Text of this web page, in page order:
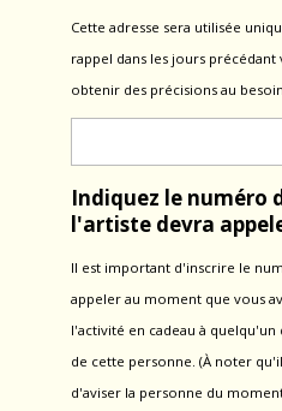
Cette adresse sera utilisée
rappel dans les jours
obtenir des précisions au
Indiquez le numéro
l'artiste devra
Il est important d'inscrire le
appeler au moment que vous
l'activité en cadeau à
de cette personne. (À noter
d'aviser la personne du